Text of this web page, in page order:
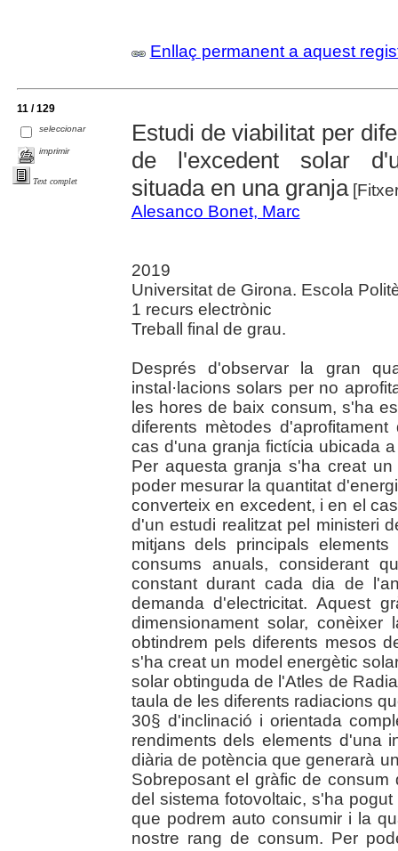
Enllaç permanent a aquest
11 / 129
seleccionar
imprimir
Text complet
Estudi de viabilitat per
de l'excedent solar
situada en una granja
Alesanco Bonet, Marc
2019
Universitat de Girona. Escola
1 recurs electrònic
Treball final de grau.
Després d'observar la gran
instal·lacions solars per no
les hores de baix consum, s'ha
diferents mètodes
cas d'una granja fictícia ubicada
Per aquesta granja s'ha creat
poder mesurar la quantitat
converteix en excedent, i en el
d'un estudi realitzat pel ministeri
mitjans dels principals
consums anuals, considerant
constant durant cada dia de
demanda d'electricitat. Aquest
dimensionament solar,
obtindrem pels diferents mesos
s'ha creat un model energètic
solar obtinguda de l'Atles de
taula de les diferents radiacions
30§ d'inclinació i orientada
rendiments dels elements d'una
diària de potència que generarà
Sobreposant el gràfic de
del sistema fotovoltaic, s'ha
que podrem auto consumir i la
nostre rang de consum. Per